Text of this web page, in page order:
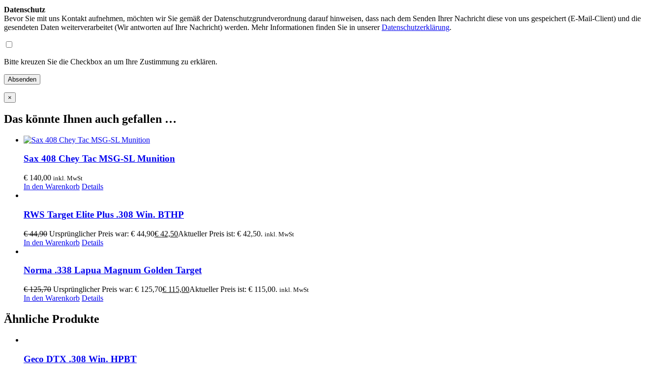
Datenschutz
Bevor Sie mit uns Kontakt aufnehmen, möchten wir Sie gemäß der Datenschutzgrundverordnung darauf hinweisen, dass nach dem Senden Ihrer Nachricht diese von uns gespeichert (E-Mail-Client) und die
gesendeten Daten weiterverarbeitet (Wir antworten auf Ihre Nachricht) werden. Mehr Informationen finden Sie in unsererDatenschutzerklärung.
Bitte kreuzen Sie die Checkbox an um Ihre Zustimmung zu erklären.
×
Das könnte Ihnen auch gefallen …
Sax 408 Chey Tac MSG-SL Munition
€ 140,00 inkl. MwSt
In den Warenkorb Details
RWS Target Elite Plus .308 Win. BTHP
€44,90 Ursprünglicher Preis war: € 44,90€ 42,50Aktueller Preis ist: € 42,50. inkl. MwSt
In den Warenkorb Details
Norma .338 Lapua Magnum Golden Target
€125,70 Ursprünglicher Preis war: € 125,70€ 115,00Aktueller Preis ist: € 115,00. inkl. MwSt
In den Warenkorb Details
Ähnliche Produkte
Geco DTX .308 Win. HPBT